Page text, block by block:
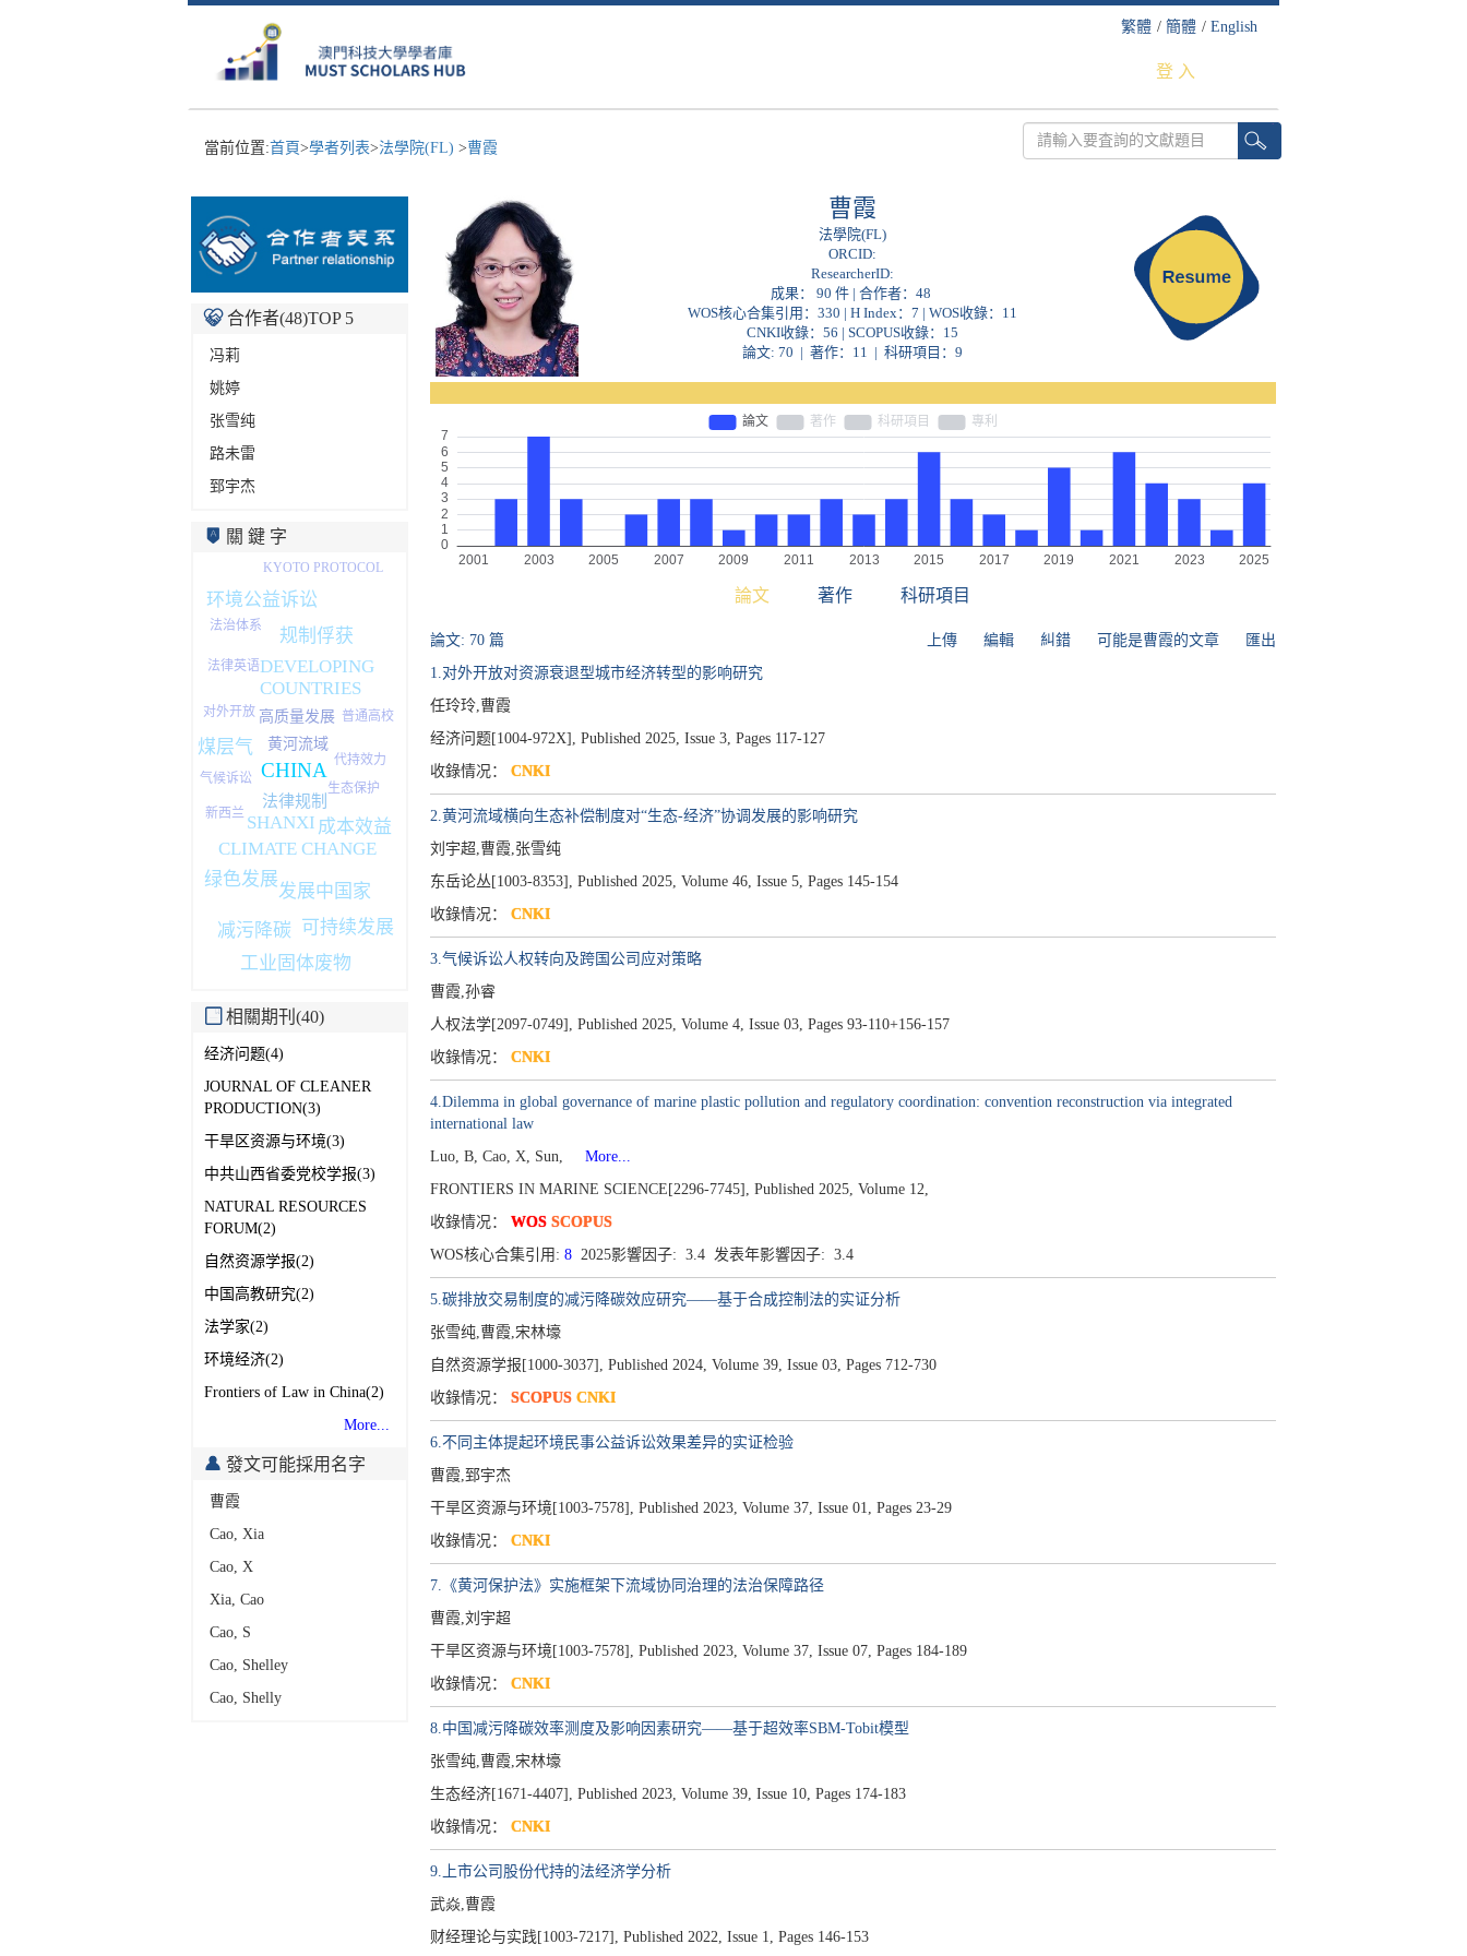
繁體 / 簡體 / English
登 入
當前位置:首頁>學者列表>法學院(FL) >曹霞
合作者(48)TOP 5
冯莉
姚婷
张雪纯
路未雷
郅宇杰
關 鍵 字
CHINA
法律规制
黄河流域
高质量发展
SHANXI
CLIMATE CHANGE
DEVELOPING
COUNTRIES
发展中国家
规制俘获
绿色发展
成本效益
减污降碳
环境公益诉讼
工业固体废物
可持续发展
煤层气
生态保护
气候诉讼
普通高校
代持效力
新西兰
KYOTO PROTOCOL
对外开放
法治体系
法律英语
相關期刊(40)
经济问题(4)
JOURNAL OF CLEANER
PRODUCTION(3)
干旱区资源与环境(3)
中共山西省委党校学报(3)
NATURAL RESOURCES
FORUM(2)
自然资源学报(2)
中国高教研究(2)
法学家(2)
环境经济(2)
Frontiers of Law in China(2)
More...
發文可能採用名字
曹霞
Cao, Xia
Cao, X
Xia, Cao
Cao, S
Cao, Shelley
Cao, Shelly
曹霞
法學院(FL)
ORCID:
ResearcherID:
成果： 90 件 | 合作者：48
WOS核心合集引用：330 | H Index：7 | WOS收錄：11
CNKI收錄：56 | SCOPUS收錄：15
論文: 70 | 著作：11 | 科研項目：9
論文 著作 科研項目
論文: 70 篇 上傳 編輯 糾錯 可能是曹霞的文章
匯出
1.对外开放对资源衰退型城市经济转型的影响研究
任玲玲,曹霞
经济问题[1004-972X], Published 2025, Issue 3, Pages 117-127
收錄情况： CNKI
2.黄河流域横向生态补偿制度对“生态-经济”协调发展的影响研究
刘宇超,曹霞,张雪纯
东岳论丛[1003-8353], Published 2025, Volume 46, Issue 5, Pages 145-154
收錄情况： CNKI
3.气候诉讼人权转向及跨国公司应对策略
曹霞,孙睿
人权法学[2097-0749], Published 2025, Volume 4, Issue 03, Pages 93-110+156-157
收錄情况： CNKI
4.Dilemma in global governance of marine plastic pollution and regulatory coordination: convention reconstruction via integrated
international law
Luo, B, Cao, X, Sun,
More...
FRONTIERS IN MARINE SCIENCE[2296-7745], Published 2025, Volume 12,
收錄情况： WOS SCOPUS
WOS核心合集引用: 82025影響因子: 3.4 发表年影響因子: 3.4
5.碳排放交易制度的减污降碳效应研究——基于合成控制法的实证分析
张雪纯,曹霞,宋林壕
自然资源学报[1000-3037], Published 2024, Volume 39, Issue 03, Pages 712-730
收錄情况： SCOPUS CNKI
6.不同主体提起环境民事公益诉讼效果差异的实证检验
曹霞,郅宇杰
干旱区资源与环境[1003-7578], Published 2023, Volume 37, Issue 01, Pages 23-29
收錄情况： CNKI
7.《黄河保护法》实施框架下流域协同治理的法治保障路径
曹霞,刘宇超
干旱区资源与环境[1003-7578], Published 2023, Volume 37, Issue 07, Pages 184-189
收錄情况： CNKI
8.中国减污降碳效率测度及影响因素研究——基于超效率SBM-Tobit模型
张雪纯,曹霞,宋林壕
生态经济[1671-4407], Published 2023, Volume 39, Issue 10, Pages 174-183
收錄情况： CNKI
9.上市公司股份代持的法经济学分析
武焱,曹霞
财经理论与实践[1003-7217], Published 2022, Issue 1, Pages 146-153